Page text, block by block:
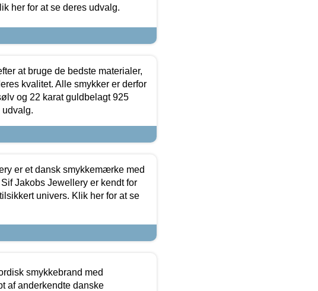
her for at se deres udvalg.
at bruge de bedste materialer,
kvalitet. Alle smykker er derfor
og 22 karat guldbelagt 925
udvalg.
er et dansk smykkemærke med
Jakobs Jewellery er kendt for
univers. Klik her for at se
smykkebrand med
af anderkendte danske